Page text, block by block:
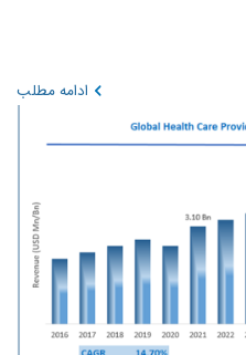
ادامه مطلب